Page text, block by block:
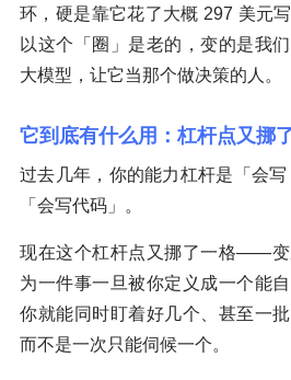
环，硬是靠它花了大概 297 美元
以这个「圈」是老的，变的是我
大模型，让它当那个做决策的人。
它到底有什么用：杠杆点又挪
过去几年，你的能力杠杆是「会
「会写代码」。
现在这个杠杆点又挪了一格——变
为一件事一旦被你定义成一个能
你就能同时盯着好几个、甚至一
而不是一次只能伺候一个。